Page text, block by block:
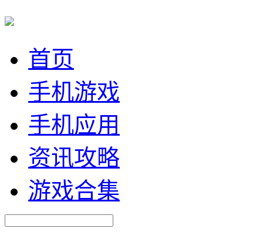
首页
手机游戏
手机应用
资讯攻略
游戏合集